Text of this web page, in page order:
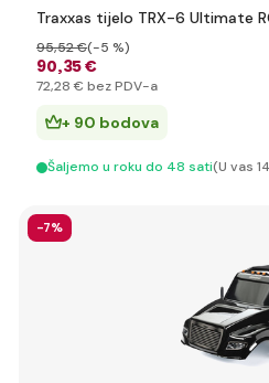
Traxxas tijelo TRX-6 Ultimate
90,35 €
95,52 €(-5 %)
72,28 € bez PDV-a
+ 90 bodova
Šaljemo u roku do 48 sati(U vas
-7%